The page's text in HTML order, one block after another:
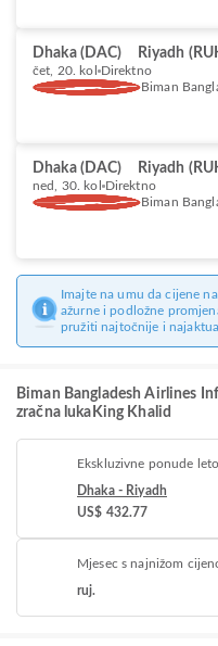
Dhaka (DAC) Riyadh
čet, 20. kol Direktno
Biman
Dhaka (DAC) Riyadh
ned, 30. kol Direktno
Biman
Imajte na umu da cijene
ažurne i podložne
pružiti najtočnije i
Biman Bangladesh Airlines
zračna lukaKing Khalid
Ekskluzivne ponude
Dhaka - Riyadh
US$ 432.77
Mjesec s najnižom
ruj.